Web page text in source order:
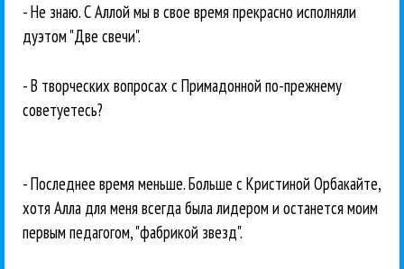
- Не знаю. С Аллой мы в свое время прекрасно исполняли
дуэтом "Две свечи".
- В творческих вопросах с Примадонной по-прежнему
советуетесь?
- Последнее время меньше. Больше с Кристиной Орбакайте,
хотя Алла для меня всегда была лидером и останется моим
первым педагогом, "фабрикой звезд".